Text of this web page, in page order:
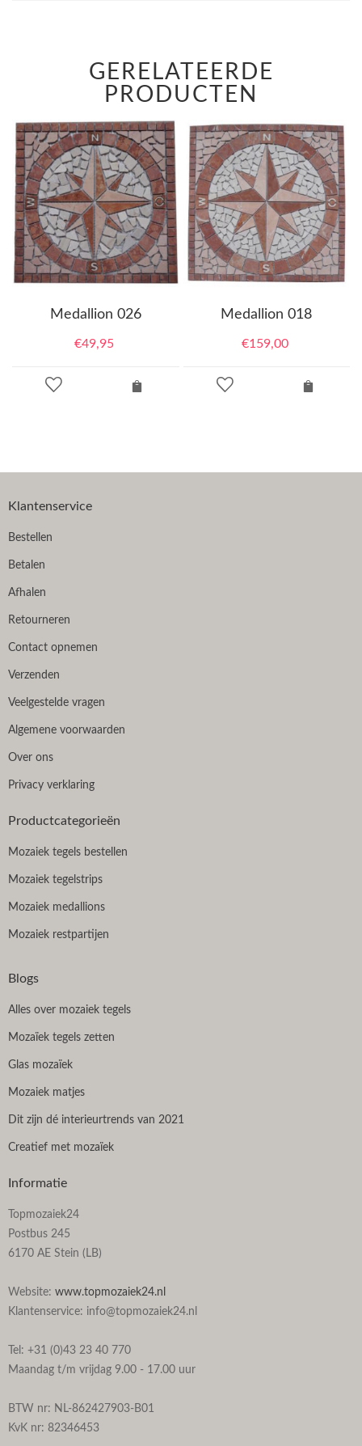
GERELATEERDE
PRODUCTEN
Medallion 026
€49,95
Medallion 018
€159,00
Klantenservice
Bestellen
Betalen
Afhalen
Retourneren
Contact opnemen
Verzenden
Veelgestelde vragen
Algemene voorwaarden
Over ons
Privacy verklaring
Productcategorieën
Mozaiek tegels bestellen
Mozaiek tegelstrips
Mozaiek medallions
Mozaiek restpartijen
Blogs
Alles over mozaiek tegels
Mozaïek tegels zetten
Glas mozaïek
Mozaiek matjes
Dit zijn dé interieurtrends van 2021
Creatief met mozaïek
Informatie
Topmozaiek24
Postbus 245
6170 AE Stein (LB)
Website: www.topmozaiek24.nl
Klantenservice: info@topmozaiek24.nl
Tel: +31 (0)43 23 40 770
Maandag t/m vrijdag 9.00 - 17.00 uur
BTW nr: NL-862427903-B01
KvK nr: 82346453